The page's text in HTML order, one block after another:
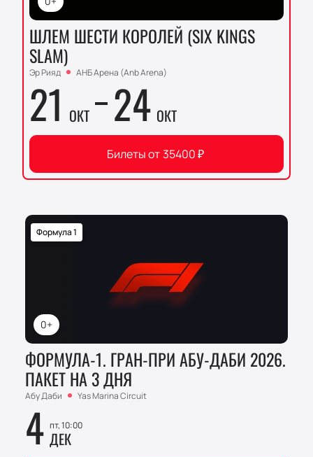
ШЛЕМ ШЕСТИ КОРОЛЕЙ (SIX KINGS
SLAM)
Эр Рияд АНБ Арена (Anb Arena)
21 ОКТ 24 ОКТ
Билеты от 35400₽
0+
Формула 1
ФОРМУЛА-1. ГРАН-ПРИ АБУ-ДАБИ 2026.
ПАКЕТ НА 3 ДНЯ
Абу Даби Yas Marina Circuit
4 пт, 10:00
ДЕК